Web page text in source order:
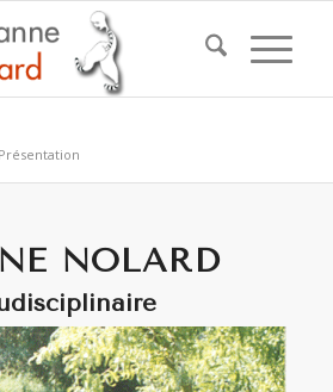
Présentation
NOLARD